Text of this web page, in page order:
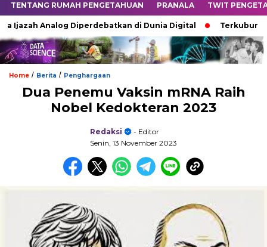
TENTANG RUMAH PENGETAHUAN PRANALA TWIT
Analog Diperdebatkan di Dunia Digital Terkubur
Home / Berita / Penghargaan
Dua Penemu Vaksin mRNA Raih
Nobel Kedokteran 2023
Redaksi
- Editor
Senin, 13 November 2023